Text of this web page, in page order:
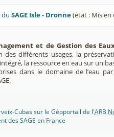
duSAGE Isle - Dronne(état : Mis
et de Gestion des Eaux
des différents usages, la
la ressource en eau sur un
dans le domaine de l’eau
Cubas sur le Géoportail de l'ARB
des SAGE en France